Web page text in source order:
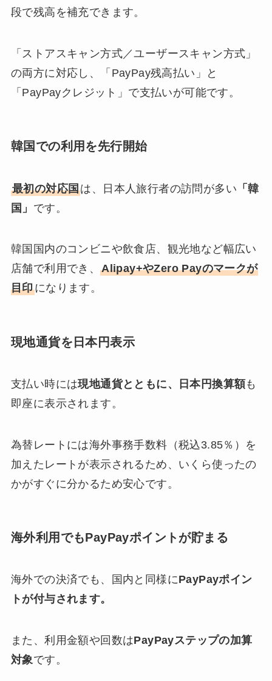
段で残高を補充できます。
「ストアスキャン方式／ユーザースキャン方式」
の両方に対応し、「PayPay残高払い」と
「PayPayクレジット」で支払いが可能です。
韓国での利用を先行開始
最初の対応国は、日本人旅行者の訪問が多い 「韓
国」 です。
韓国国内のコンビニや飲食店、観光地など幅広い
店舗で利用でき、Alipay+やZero Payのマークが
目印になります。
現地通貨を日本円表示
支払い時には現地通貨とともに、日本円換算額も
即座に表示されます。
為替レートには海外事務手数料（税込3.85％）を
加えたレートが表示されるため、いくら使ったの
かがすぐに分かるため安心です。
海外利用でもPayPayポイントが貯まる
海外での決済でも、国内と同様にPayPayポイン
トが付与されます。
また、利用金額や回数はPayPayステップの加算
対象です。